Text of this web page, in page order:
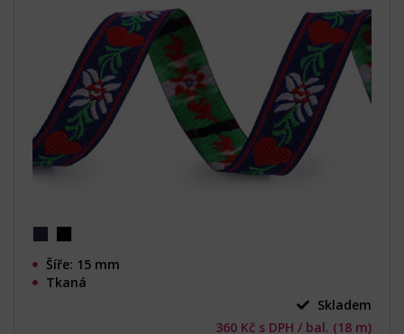
Šíře: 15 mm
Tkaná
Skladem
360 Kč s DPH / bal. (18 m)